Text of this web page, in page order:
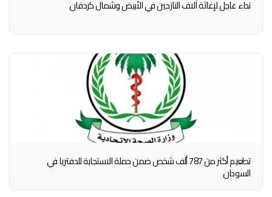
نداء عاجل لإغاثة آلاف النازحين في الأبيض وشمال كردفان
تطعيم أكثر من 787 ألف شخص ضمن حملة الاستجابة للدفتريا في
السودان